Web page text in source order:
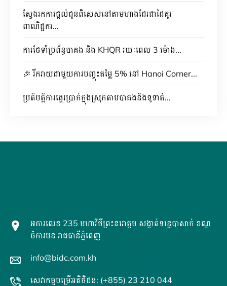
ស្វែងរកការផ្តល់ជូនពិសេសនៅតាមហាងដែរជាដៃគូរ
ពាណិជ្ជករ...
ការថែទាំប្រព័ន្ធបាគង និង KHQR រយៈពេល 3 ម៉ោង...
🎉 រីករាយជាមួយការបញ្ចុះតម្លៃ 5% នៅ Hanoi Corner...
ប្រតិបត្តិការផ្ទេរប្រាក់ក្នុងស្រុកតាមបាគងនិងទូទាត់...
អគារលេខ 235 មហាវិថីព្រះនរោត្តម សង្កាត់ទន្លេបាសាក់ ខណ្ឌ
ចំការមន រាជធានីភ្នំពេញ
info@bidc.com.kh
សេវាកម្មបម្រើអតិថិជន: (+855) 23 210 044